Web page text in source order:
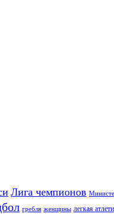
Лига чемпионов
гребля женщины легкая